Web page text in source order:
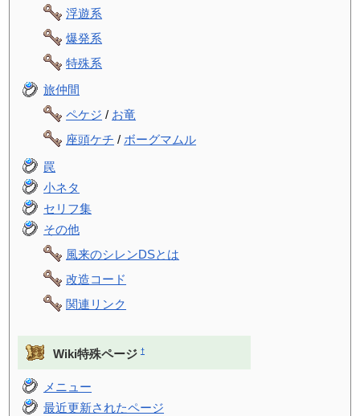
浮遊系
爆発系
特殊系
旅仲間
ペケジ / お竜
座頭ケチ / ボーグマムル
罠
小ネタ
セリフ集
その他
風来のシレンDSとは
改造コード
関連リンク
Wiki特殊ページ †
メニュー
最近更新されたページ